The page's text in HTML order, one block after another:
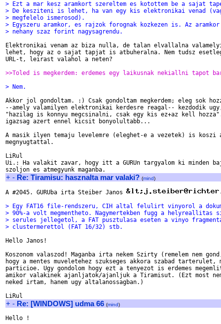
> Ezt a mar kesz aramkort szereltem es kotottem be a sajat
> De kesziteni is lehet, ha van egy kis elektronikai venad
> megfelelo ismerosod).
> Egyszeru aramkor, es rajzok forognak kozkezen is. Az
> nehany szaz forint nagysagrendu.
Elektronikai venam az biza nulla, de talan elvallalna
lehet, hogy az o sajat tapjat is atbuheralna. Nem tudsz
URL-t, leirast valahol a neten?
>>Toled is megkerdem: erdemes egy laikusnak nekiallni tapot
> Nem.
Akkor jol gondoltam. :) Csak gondoltam megkerdem; eleg sok
--amely valamilyen elektronikai kerdesre reagal-- kezdodik
"hazilag is konnyu megcsinalni, csak egy kis ez+az kell
igazsag azert ennel kicsit bonyolultabb...
A masik ilyen temaju levelemre (eleghet-e a vezetek) is koszi
megnyugtattal.
LiRul
Ui.: Ha valakit zavar, hogy itt a GURUn targyalom ki minden
+ - Re: Tiramisu: hasznalta mar valaki? (mind)
A #2045. GURUba irta Steiber Janos
> Egy FAT16 file-rendszeru, CIH altal felulirt vinyorol a
> 90%-a volt megmentheto. Nagymertekben fugg a helyreallitas
> serules jellegetol, a FAT pusztulasa eseten a vinyo
> clustermerettol (FAT 16/32) stb.
Hello Janos!
Koszonom valaszod! Maganba irta nekem Szirty (remelem nem
hogy a mentes muveletehez szukseges akkora szabad tarterulet,
particioe. Ugy gondolom hogy ezt a tenyezot is erdemes
amikor valakinek ajanljatok/ajanljuk a Tiramisut. (Ezt most
neked irtam, hanem ugy altalanossagban.)
+ - Re: [WINDOWS] udma 66 (mind)
Hello !